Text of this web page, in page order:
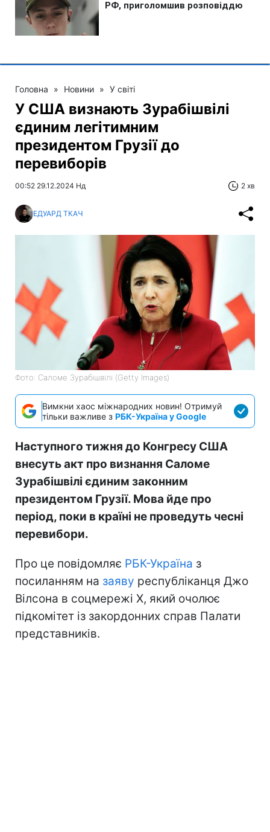
Головна » Новини » У світі
У США визнають Зурабішвілі
єдиним легітимним
президентом Грузії до
перевиборів
00:52 29.12.2024 Нд 2 хв
ЕДУАРД ТКАЧ
Фото: Саломе Зурабішвілі (Getty Images)
Вимкни хаос міжнародних новин! Отримуй
тільки важливе з РБК-Україна у Google
Наступного тижня до Конгресу США
внесуть акт про визнання Саломе
Зурабішвілі єдиним законним
президентом Грузії. Мова йде про
період, поки в країні не проведуть чесні
перевибори.
Про це повідомляє РБК-Україна з
посиланням на заяву республіканця Джо
Вілсона в соцмережі Х, який очолює
підкомітет із закордонних справ Палати
представників.